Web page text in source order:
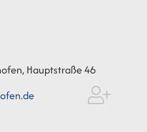
Hauptstraße 46